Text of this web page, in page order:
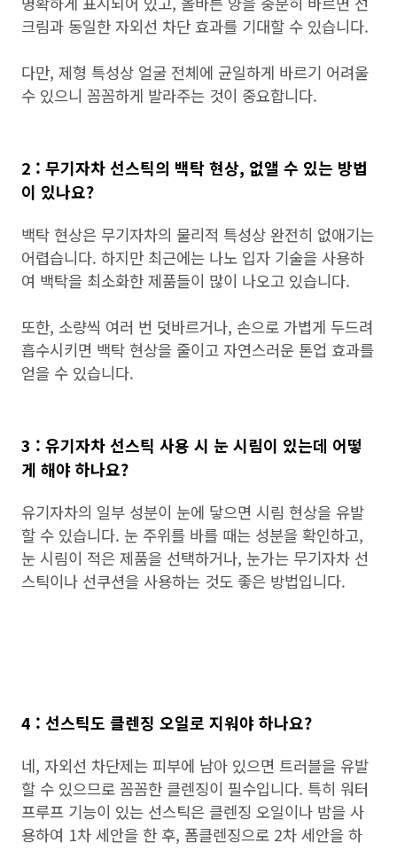
크림과 동일한 자외선 차단 효과를 기대할 수 있습니다.
다만, 제형 특성상 얼굴 전체에 균일하게 바르기 어려울
수 있으니 꼼꼼하게 발라주는 것이 중요합니다.
2 : 무기자차 선스틱의 백탁 현상, 없앨 수 있는 방법
이 있나요?
백탁 현상은 무기자차의 물리적 특성상 완전히 없애기는
어렵습니다. 하지만 최근에는 나노 입자 기술을 사용하
여 백탁을 최소화한 제품들이 많이 나오고 있습니다.
또한, 소량씩 여러 번 덧바르거나, 손으로 가볍게 두드려
흡수시키면 백탁 현상을 줄이고 자연스러운 톤업 효과를
얻을 수 있습니다.
3 : 유기자차 선스틱 사용 시 눈 시림이 있는데 어떻
게 해야 하나요?
유기자차의 일부 성분이 눈에 닿으면 시림 현상을 유발
할 수 있습니다. 눈 주위를 바를 때는 성분을 확인하고,
눈 시림이 적은 제품을 선택하거나, 눈가는 무기자차 선
스틱이나 선쿠션을 사용하는 것도 좋은 방법입니다.
4 : 선스틱도 클렌징 오일로 지워야 하나요?
네, 자외선 차단제는 피부에 남아 있으면 트러블을 유발
할 수 있으므로 꼼꼼한 클렌징이 필수입니다. 특히 워터
프루프 기능이 있는 선스틱은 클렌징 오일이나 밤을 사
용하여 1차 세안을 한 후, 폼클렌징으로 2차 세안을 하